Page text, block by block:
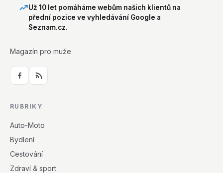
Už 10 let pomáháme webům našich klientů na
přední pozice ve vyhledávání Google a
Seznam.cz.
Magazín pro muže
RUBRIKY
Auto-Moto
Bydlení
Cestování
Zdraví & sport